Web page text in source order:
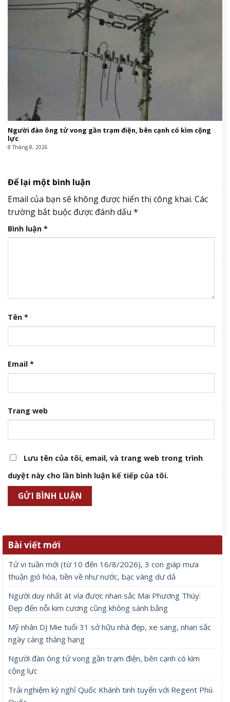
Người đàn ông tử vong gần trạm điện, bên cạnh có kìm cộng
lực
8 Tháng 8, 2026
Để lại một bình luận
Email của bạn sẽ không được hiển thị công khai. Các
trường bắt buộc được đánh dấu *
Bình luận *
Tên *
Email *
Trang web
Lưu tên của tôi, email, và trang web trong trình
duyệt này cho lần bình luận kế tiếp của tôi.
Bài viết mới
Tử vi tuần mới (từ 10 đến 16/8/2026), 3 con giáp mưa
thuận gió hòa, tiền về như nước, bạc vàng dư dả
Người duy nhất át vía được nhan sắc Mai Phương Thúy:
Đẹp đến nỗi kim cương cũng không sánh bằng
Mỹ nhân DJ Mie tuổi 31 sở hữu nhà đẹp, xe sang, nhan sắc
ngày càng thăng hạng
Người đàn ông tử vong gần trạm điện, bên cạnh có kìm
cộng lực
Trải nghiệm kỳ nghỉ Quốc Khánh tinh tuyển với Regent Phú